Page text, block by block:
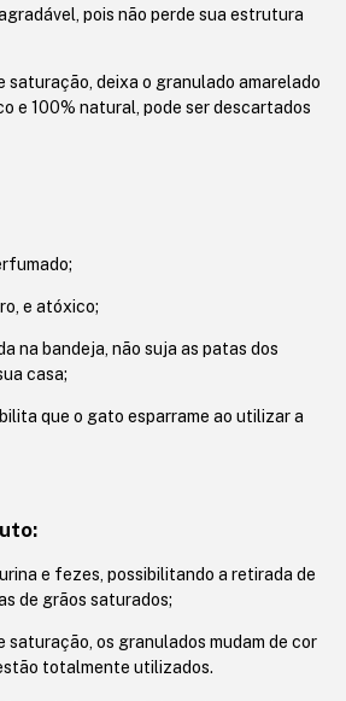
pois não perde sua estrutura
saturação, deixa o granulado amarelado
e 100% natural, pode ser descartados
e atóxico;
na bandeja, não suja as patas dos
casa;
que o gato esparrame ao utilizar a
e fezes, possibilitando a retirada de
de grãos saturados;
saturação, os granulados mudam de cor
totalmente utilizados.